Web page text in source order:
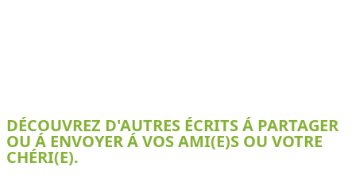
DÉCOUVREZ D'AUTRES ÉCRITS Á PARTAGER
OU Á ENVOYER Á VOS AMI(E)S OU VOTRE
CHÉRI(E).